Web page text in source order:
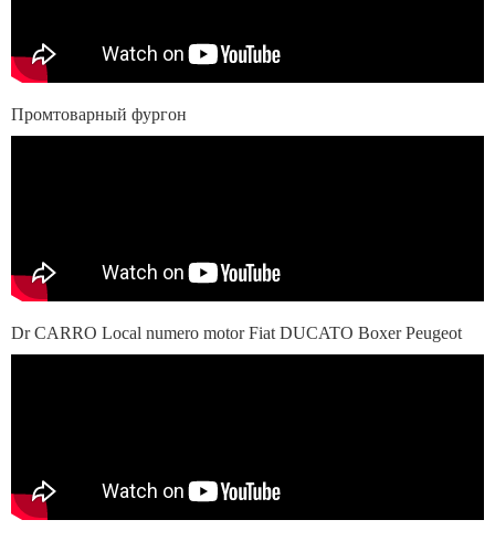
Промтоварный фургон
Dr CARRO Local numero motor Fiat DUCATO Boxer Peugeot